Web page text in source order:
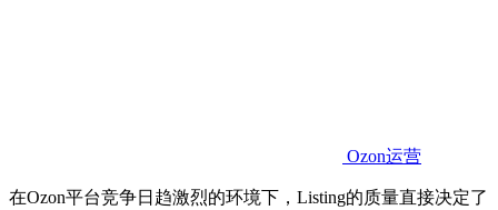
Ozon运营
在Ozon平台竞争日趋激烈的环境下， Listing的质量直接决定了